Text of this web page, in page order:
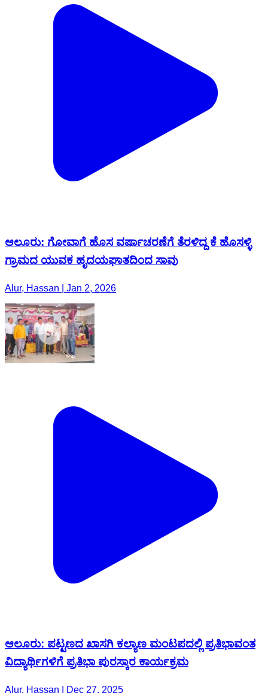
ಆಲೂರು: ಗೋವಾಗೆ ಹೊಸ ವರ್ಷಾಚರಣೆಗೆ ತೆರಳಿದ್ದ ಕೆ ಹೊಸಳ್ಳಿ
ಗ್ರಾಮದ ಯುವಕ ಹೃದಯಘಾತದಿಂದ ಸಾವು
Alur, Hassan | Jan 2, 2026
ಆಲೂರು: ಪಟ್ಟಣದ ಖಾಸಗಿ ಕಲ್ಯಾಣ ಮಂಟಪದಲ್ಲಿ ಪ್ರತಿಭಾವಂತ
ವಿದ್ಯಾರ್ಥಿಗಳಿಗೆ ಪ್ರತಿಭಾ ಪುರಸ್ಕಾರ ಕಾರ್ಯಕ್ರಮ
Alur, Hassan | Dec 27, 2025